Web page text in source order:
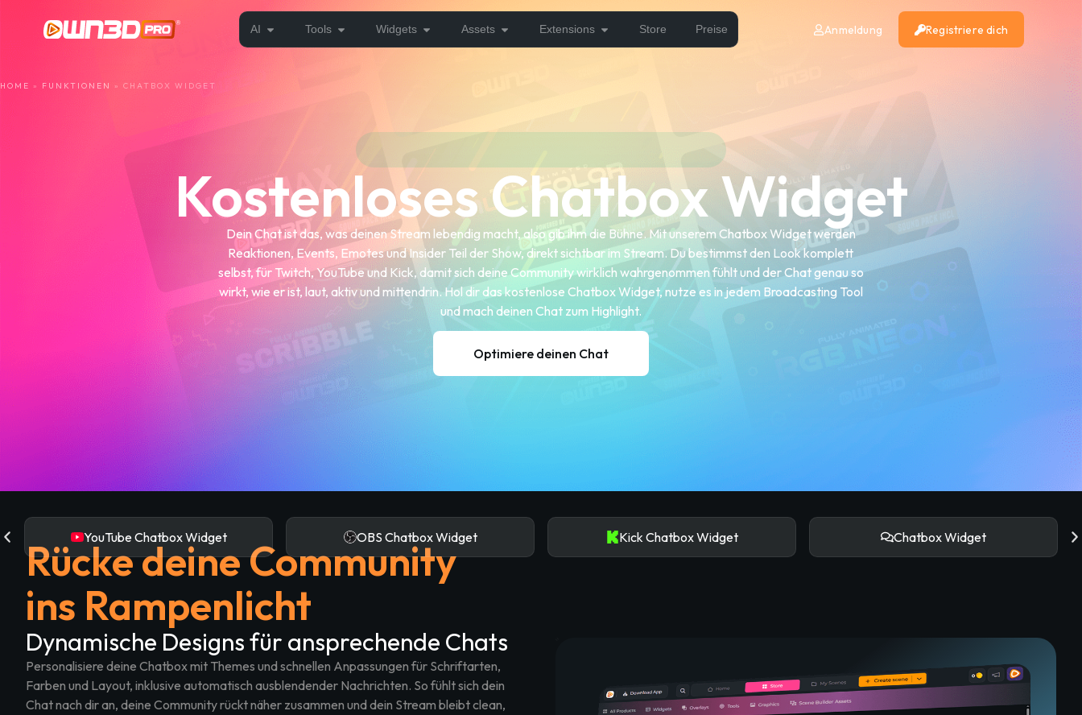
AI Tools Widgets Assets Extensions Store Preise Anmeldung Registriere dich
HOME » FUNKTIONEN » CHATBOX WIDGET
Kostenloses Chatbox Widget
Dein Chat ist das, was deinen Stream lebendig macht, also gib ihm die Bühne. Mit unserem Chatbox Widget werden
Reaktionen, Events, Emotes und Insider Teil der Show, direkt sichtbar im Stream. Du bestimmst den Look komplett
selbst, für Twitch, YouTube und Kick, damit sich deine Community wirklich wahrgenommen fühlt und der Chat genau so
wirkt, wie er ist, laut, aktiv und mittendrin. Hol dir das kostenlose Chatbox Widget, nutze es in jedem Broadcasting Tool
und mach deinen Chat zum Highlight.
Optimiere deinen Chat
YouTube Chatbox Widget OBS Chatbox Widget Kick Chatbox Widget Chatbox Widget
Rücke deine Community
ins Rampenlicht
Dynamische Designs für ansprechende Chats
Personalisiere deine Chatbox mit Themes und schnellen Anpassungen für Schriftarten,
Farben und Layout, inklusive automatisch ausblendender Nachrichten. So fühlt sich dein
Chat nach dir an, deine Community rückt näher zusammen und dein Stream bleibt clean,